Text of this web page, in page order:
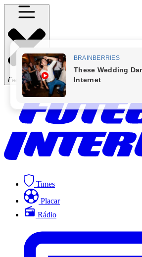
Fechar Menu
Times
Placar
Rádio